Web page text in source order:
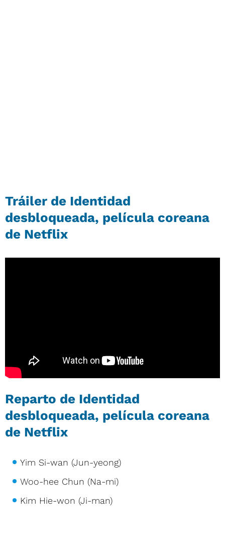
Tráiler de Identidad
desbloqueada, película coreana
de Netflix
Reparto de Identidad
desbloqueada, película coreana
de Netflix
Yim Si-wan (Jun-yeong)
Woo-hee Chun (Na-mi)
Kim Hie-won (Ji-man)